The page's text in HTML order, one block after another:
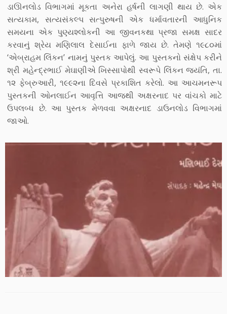
ડાઊનલોડ વિભાગમાં મૂકતા અનેરા હર્ષની લાગણી થાય છે. એક
સત્યકામ, સત્યસંકલ્પ સત્પુરુષની એક ધર્માવતારની આધુનિક
સમયના એક પુણ્યશ્લોકની આ જીવનકથા પ્રજા સમક્ષ સાદર
કરવાનું શ્રેય મણિલાલ દેસાઈના ફાળે જાય છે. તેમણે ૧૯૮૦માં
‘એબ્રાહમ લિંકન’ નામનું પુસ્તક આપેલું. આ પુસ્તકનો સંક્ષેપ કરીને
શ્રી મહેન્દ્રભાઈ મેઘાણીએ ખિસ્સાપોથી સ્વરૂપે લિંકન જયંતિ, તા.
૧૨ ફેબ્રુઆરી, ૧૯૯૨ના દિવસે પ્રકાશિત કરેલો. આ આચમનરૂપ
પુસ્તકની ઓનલાઈન આવૃત્તિ આજથી અક્ષરનાદ પર વાંચકો માટે
ઉપલબ્ધ છે. આ પુસ્તક મેળવવા અક્ષરનાદ ડાઉનલોડ વિભાગમાં
જાઓ.